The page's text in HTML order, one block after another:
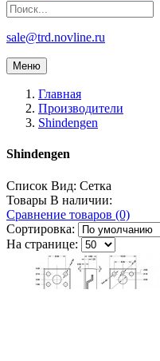
sale@trd.novline.ru
Меню
Главная
Производители
Shindengen
Shindengen
Список Вид: Сетка
Товары В наличии:
Сравнение товаров (0)
Сортировка:
На странице: